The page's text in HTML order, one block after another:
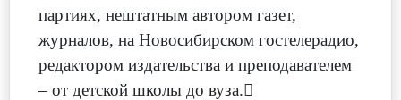
партиях, нештатным автором газет,
журналов, на Новосибирском гостелерадио,
редактором издательства и преподавателем
– от детской школы до вуза.